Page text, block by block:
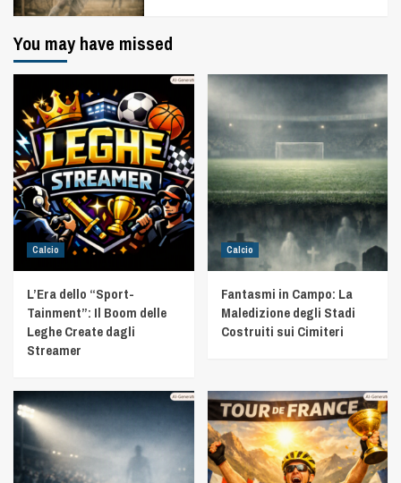
You may have missed
Calcio
L’Era dello “Sport-
Tainment”: Il Boom delle
Leghe Create dagli
Streamer
Calcio
Fantasmi in Campo: La
Maledizione degli Stadi
Costruiti sui Cimiteri